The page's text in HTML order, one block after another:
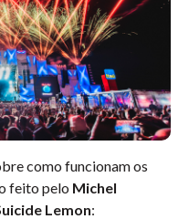
como funcionam os
feito pelo Michel
Lemon: